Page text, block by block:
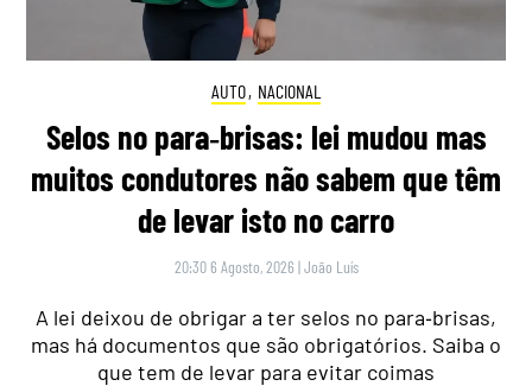
AUTO, NACIONAL
Selos no para‑brisas: lei mudou mas
muitos condutores não sabem que têm
de levar isto no carro
20:30 6 Agosto, 2026 |João Luís
A lei deixou de obrigar a ter selos no para‑brisas,
mas há documentos que são obrigatórios. Saiba o
que tem de levar para evitar coimas